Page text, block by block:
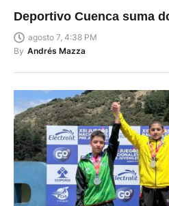
Deportivo Cuenca suma
agosto 7, 4:38 PM
By Andrés Mazza